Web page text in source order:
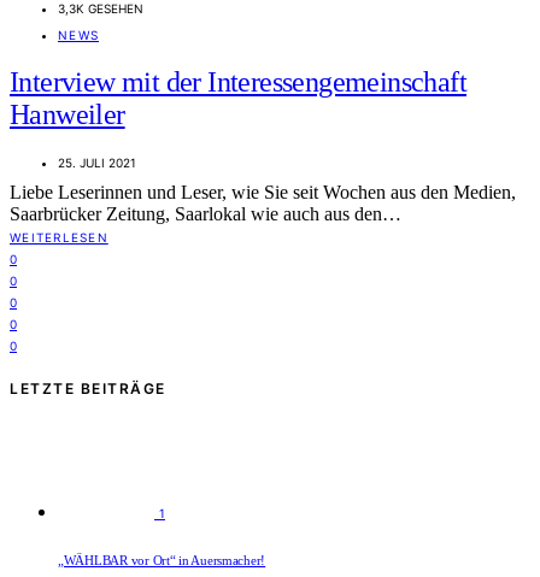
3,3K GESEHEN
NEWS
Interview mit der Interessengemeinschaft
Hanweiler
25. JULI 2021
Liebe Leserinnen und Leser, wie Sie seit Wochen aus den Medien,
Saarbrücker Zeitung, Saarlokal wie auch aus den…
WEITERLESEN
0
0
0
0
0
LETZTE BEITRÄGE
1
„WÄHLBAR vor Ort“ in Auersmacher!